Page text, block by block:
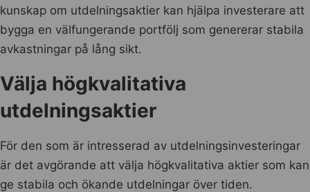
kunskap om utdelningsaktier kan hjälpa investerare att
bygga en välfungerande portfölj som genererar stabila
avkastningar på lång sikt.
Välja högkvalitativa
utdelningsaktier
För den som är intresserad av utdelningsinvesteringar
är det avgörande att välja högkvalitativa aktier som kan
ge stabila och ökande utdelningar över tiden.